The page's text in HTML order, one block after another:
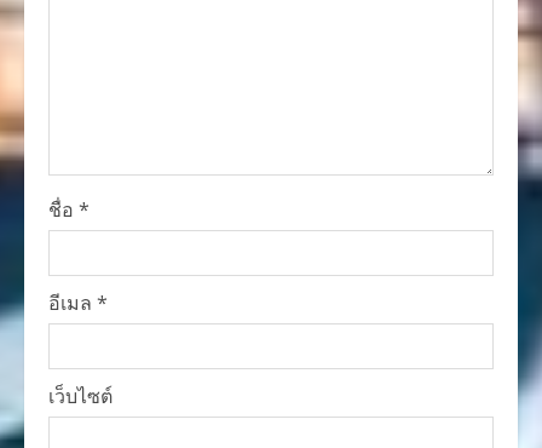
ชื่อ *
อีเมล *
เว็บไซต์